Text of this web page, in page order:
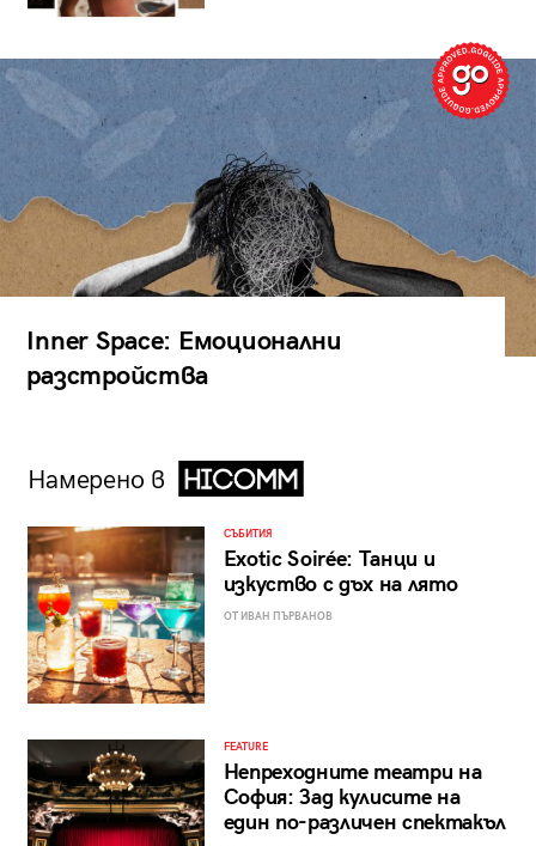
Inner Space: Емоционални
разстройства
Намерено в
СЪБИТИЯ
Exotic Soirée: Танци и
изкуство с дъх на лято
ОТ ИВАН ПЪРВАНОВ
FEATURE
Непреходните театри на
София: Зад кулисите на
един по-различен спектакъл